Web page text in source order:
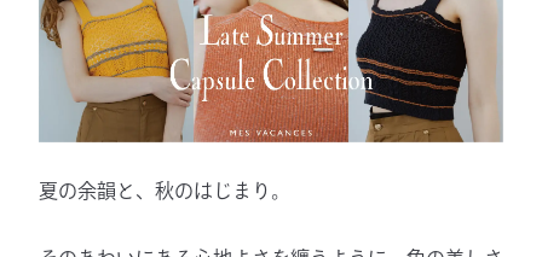
夏の余韻と、秋のはじまり。